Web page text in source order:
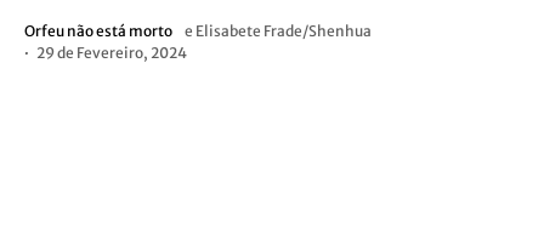
Orfeu não está morto e Elisabete Frade/Shenhua
29 de Fevereiro, 2024